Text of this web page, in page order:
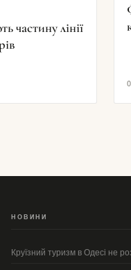
частину лінії
НОВИНИ
Круїзний туризм в Одесі не